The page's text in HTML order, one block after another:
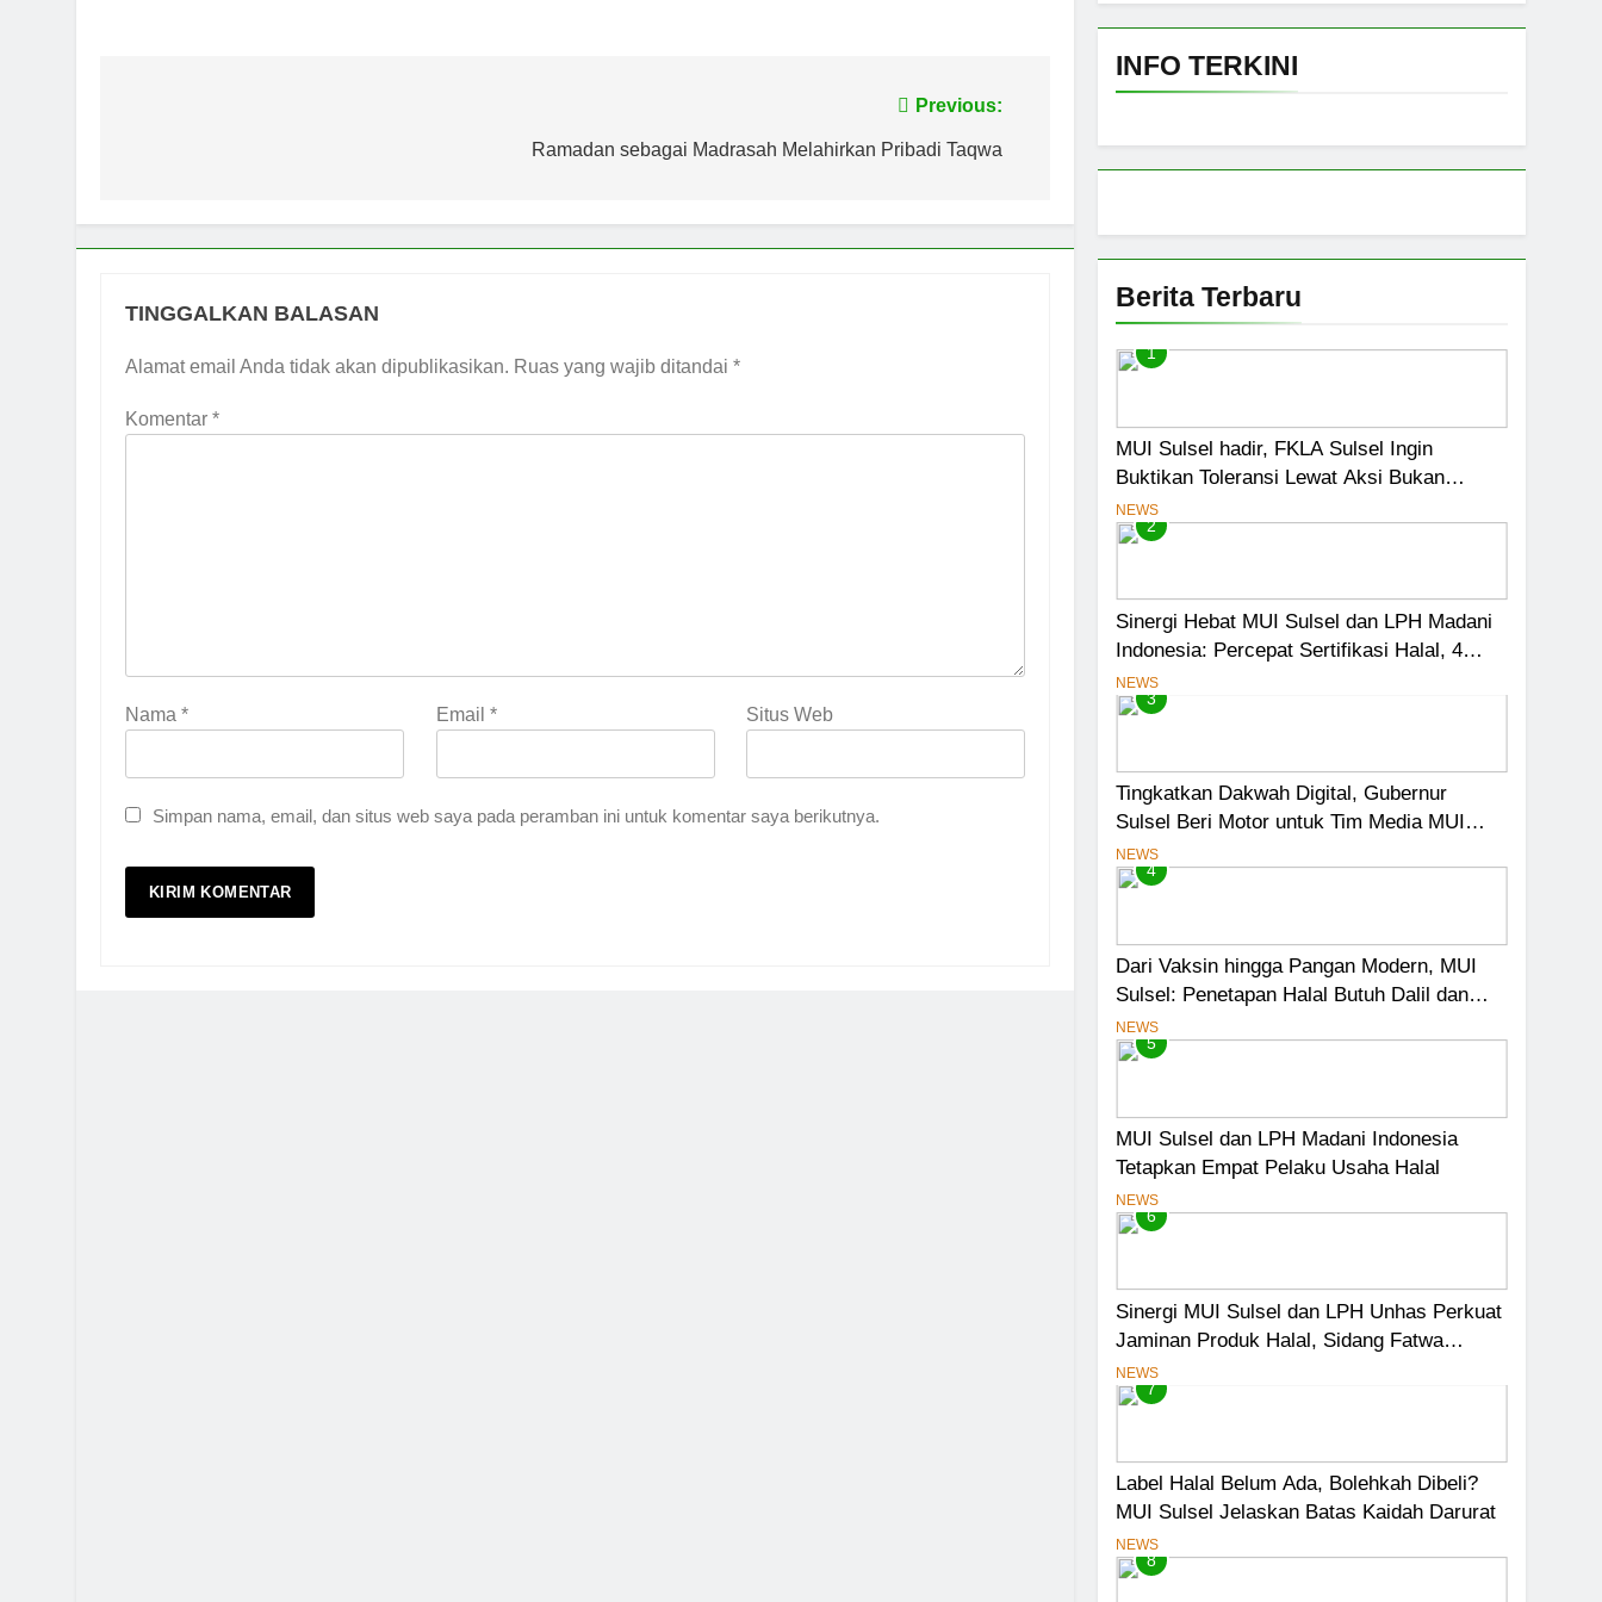
Label Halal Belum Ada, Bolehkah Dibeli? MUI Sulsel Jelaskan Batas Kaidah Darurat
Musda MUI Sulsel Bangun Kolaborasi dengan UNM, Pencerahan Kalbu Mahasiswa Jadi Prioritas
Previous:
Ramadan sebagai Madrasah Melahirkan Pribadi Taqwa
TINGGALKAN BALASAN
Alamat email Anda tidak akan dipublikasikan. Ruas yang wajib ditandai *
Komentar *
Nama * Email * Situs Web
Simpan nama, email, dan situs web saya pada peramban ini untuk komentar saya berikutnya.
INFO TERKINI
Berita Terbaru
1
MUI Sulsel hadir, FKLA Sulsel Ingin
Buktikan Toleransi Lewat Aksi Bukan
Seremoni
NEWS
2
Sinergi Hebat MUI Sulsel dan LPH Madani
Indonesia: Percepat Sertifikasi Halal, 4
Pelaku Usaha Mikro Lulus Sidang Fatwa
NEWS
3
Tingkatkan Dakwah Digital, Gubernur
Sulsel Beri Motor untuk Tim Media MUI
Sulawesi Selatan
NEWS
4
Dari Vaksin hingga Pangan Modern, MUI
Sulsel: Penetapan Halal Butuh Dalil dan
Sains
NEWS
5
MUI Sulsel dan LPH Madani Indonesia
Tetapkan Empat Pelaku Usaha Halal
NEWS
6
Sinergi MUI Sulsel dan LPH Unhas Perkuat
Jaminan Produk Halal, Sidang Fatwa
Tetapkan Kehalalan 7 Pelaku Usaha
NEWS
7
Label Halal Belum Ada, Bolehkah Dibeli?
MUI Sulsel Jelaskan Batas Kaidah Darurat
NEWS
8